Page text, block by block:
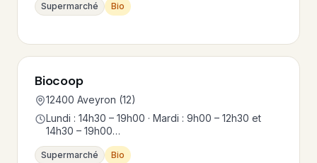
Supermarché Bio
Biocoop
12400 Aveyron (12)
Lundi : 14h30 – 19h00 · Mardi : 9h00 – 12h30 et
14h30 – 19h00…
Supermarché Bio